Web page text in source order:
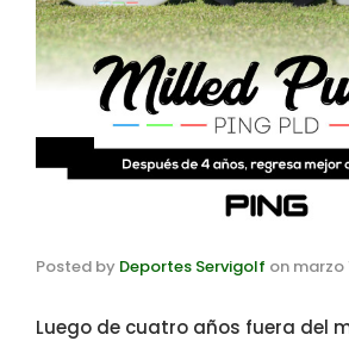
Posted by Deportes Servigolf on marzo
Luego de cuatro años fuera del